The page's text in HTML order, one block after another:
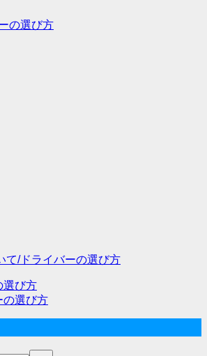
の選び方
て/ドライバーの選び方
選び方
の選び方